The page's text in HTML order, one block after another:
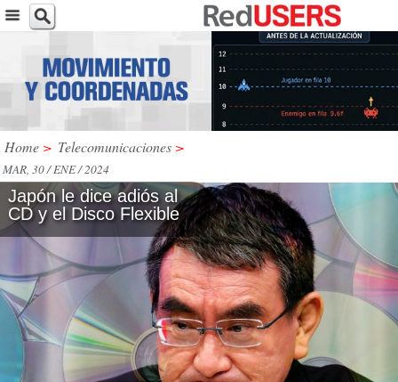
Home > Telecomunicaciones >
MAR, 30 / ENE / 2024
Japón le dice adiós al
CD y el Disco Flexible